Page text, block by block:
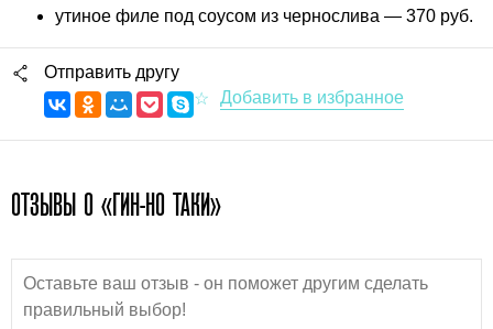
утиное филе под соусом из чернослива — 370 руб.
Отправить другу
ОТЗЫВЫ О «ГИН-НО ТАКИ»